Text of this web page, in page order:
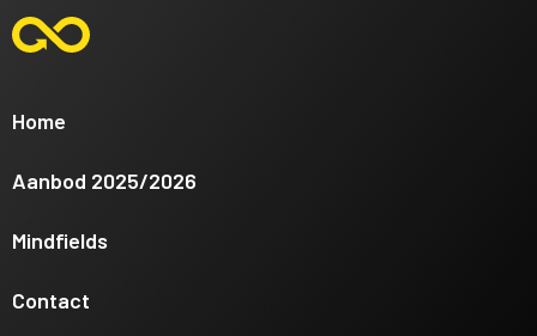
Home
Aanbod 2025/2026
Mindfields
Contact